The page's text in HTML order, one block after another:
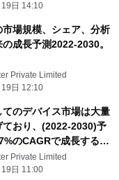
があります。
日 14:10
場規模、シェア、分析
成長予測2022-2030。
Private Limited
日 12:10
のデバイス市場は大量
ており、(2022-2030)予
のCAGRで成長すると
ます。
Private Limited
日 11:00